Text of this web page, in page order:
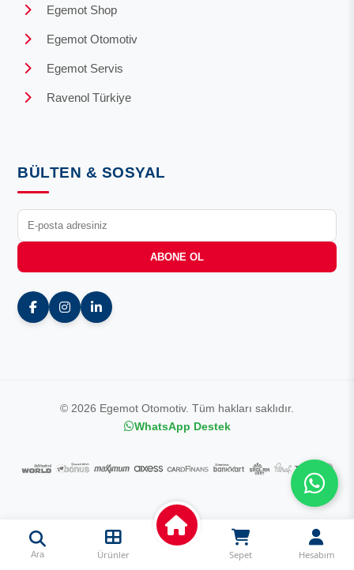
Egemot Shop
Egemot Otomotiv
Egemot Servis
Ravenol Türkiye
BÜLTEN & SOSYAL
ABONE OL
© 2026 Egemot Otomotiv. Tüm hakları saklıdır.
WhatsApp Destek
Ara Ürünler Sepet Hesabım